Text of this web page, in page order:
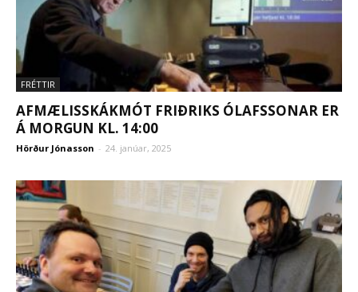
FRÉTTIR
AFMÆLISSKÁKMÓT FRIÐRIKS ÓLAFSSONAR ER
Á MORGUN KL. 14:00
Hörður Jónasson - 24. janúar, 2025